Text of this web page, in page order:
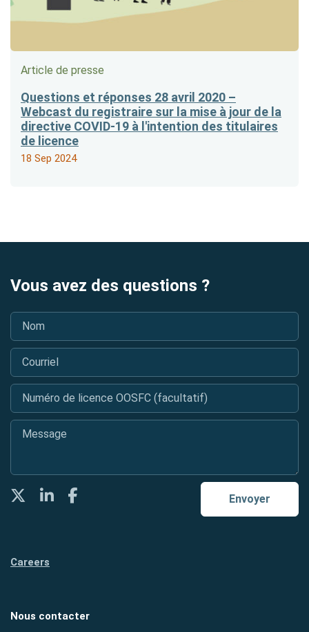
Article de presse
Questions et réponses 28 avril 2020 –
Webcast du registraire sur la mise à jour de la
directive COVID-19 à l'intention des titulaires
de licence
18 Sep 2024
Vous avez des questions ?
Nom
Courriel
Numéro de licence OOSFC (facultatif)
Message
Envoyer
TwitterLinkedInFacebook
Careers
Nous contacter